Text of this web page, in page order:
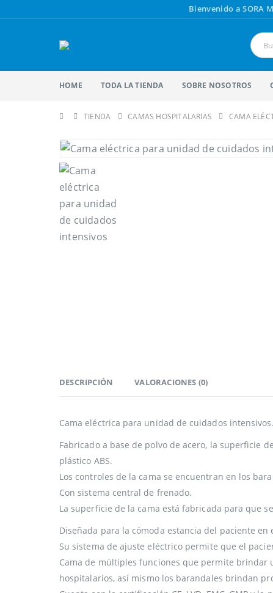
Bienvenido a SORA
HOME TODA LA TIENDA SOBRE NOSOTROS
TIENDA CAMAS HOSPITALARIAS CAMA
DESCRIPCIÓN VALORACIONES (0)
Cama eléctrica para unidad de cuidados intensivos.
Fabricado a base de polvo de acero, la superficie
plástico ABS.
Los controles de la cama se encuentran en los
Con sistema central de frenado.
La superficie de la cama está fabricada para que
Diseñada para la cómoda estancia del paciente en
Su sistema de ajuste eléctrico permite que el
Cama de múltiples funciones que permite brindar
hospitalarios, así mismo los barandales brindan